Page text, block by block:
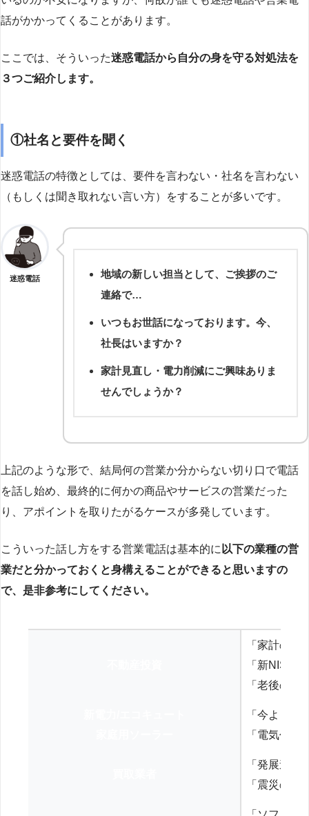
話がかかってくることがあります。
ここでは、そういった迷惑電話から自分の身を守る対処法を
３つご紹介します。
①社名と要件を聞く
迷惑電話の特徴としては、要件を言わない・社名を言わない
（もしくは聞き取れない言い方）をすることが多いです。
迷惑電話
地域の新しい担当として、ご挨拶のご
連絡で…
いつもお世話になっております。今、
社長はいますか？
家計見直し・電力削減にご興味ありま
せんでしょうか？
上記のような形で、結局何の営業か分からない切り口で電話
を話し始め、最終的に何かの商品やサービスの営業だった
り、アポイントを取りたがるケースが多発しています。
こういった話し方をする営業電話は基本的に 以下の業種の営
業だと分かっておくと身構えることができると思いますの
で、是非参考にしてください。
「家計の見
「新NISA
「老後の
「今より
「電気代を
「発展途
「震災の